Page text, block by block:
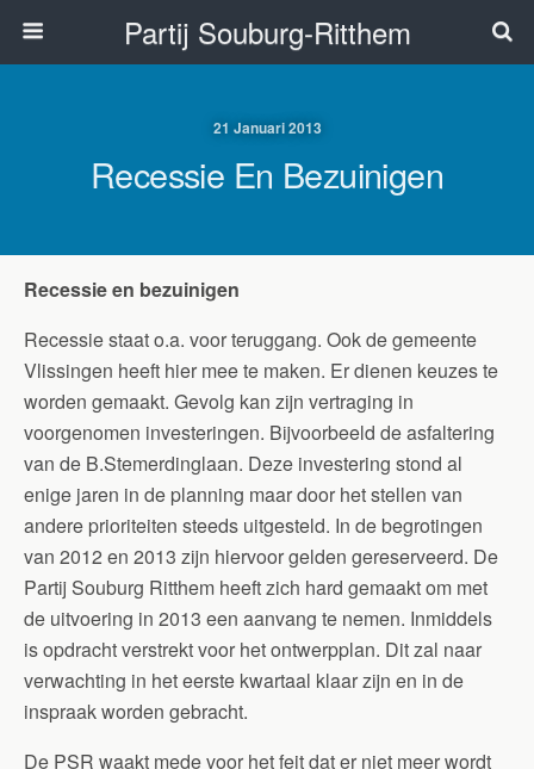
Partij Souburg-Ritthem
21 Januari 2013
Recessie En Bezuinigen
Recessie en bezuinigen
Recessie staat o.a. voor teruggang. Ook de gemeente
Vlissingen heeft hier mee te maken. Er dienen keuzes te
worden gemaakt. Gevolg kan zijn vertraging in
voorgenomen investeringen. Bijvoorbeeld de asfaltering
van de B.Stemerdinglaan. Deze investering stond al
enige jaren in de planning maar door het stellen van
andere prioriteiten steeds uitgesteld. In de begrotingen
van 2012 en 2013 zijn hiervoor gelden gereserveerd. De
Partij Souburg Ritthem heeft zich hard gemaakt om met
de uitvoering in 2013 een aanvang te nemen. Inmiddels
is opdracht verstrekt voor het ontwerpplan. Dit zal naar
verwachting in het eerste kwartaal klaar zijn en in de
inspraak worden gebracht.
De PSR waakt mede voor het feit dat er niet meer wordt